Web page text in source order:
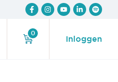
0
Inloggen